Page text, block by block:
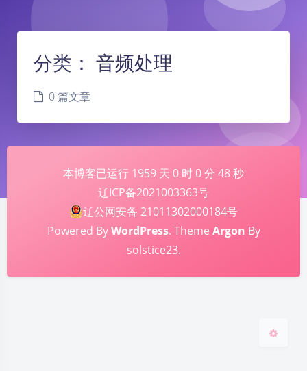
Sans Serif
分类： 音频处理
0 篇文章
本博客已运行 1959 天 0 时 0分 48秒
辽ICP备2021003363号
辽公网安备 21011302000184号
Powered ByWordPress. Theme Argon By
solstice23.